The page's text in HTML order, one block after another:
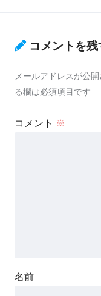
コメントを残
メールアドレスが公
る欄は必須項目です
コメント ※
名前